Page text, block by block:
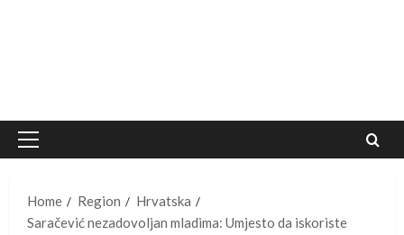
Primary
Home
Region
Hrvatska
Saračević nezadovoljan mladima: Umjesto da iskoriste